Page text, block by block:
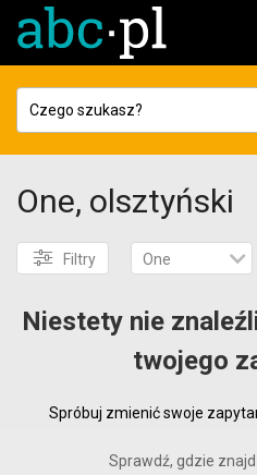
One, olsztyński
Filtry One
Niestety nie
twojego
Spróbuj zmienić swoje
Sprawdź, gdzie